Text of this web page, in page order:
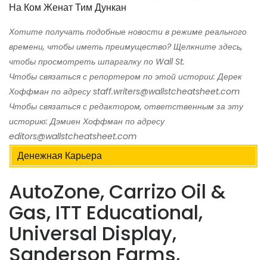
На Ком Женат Тим ​​Дункан
Хотите получать подобные новости в режиме реального
времени, чтобы иметь преимущество? Щелкните здесь,
чтобы просмотреть шпаргалку по Wall St.
Чтобы связаться с репортером по этой истории: Дерек
Хоффман по адресу staff.writers@wallstcheatsheet.com
Чтобы связаться с редактором, ответственным за эту
историю: Дэмиен Хоффман по адресу
editors@wallstcheatsheet.com
Денежная Карьера
AutoZone, Carrizo Oil &
Gas, ITT Educational,
Universal Display,
Sanderson Farms,